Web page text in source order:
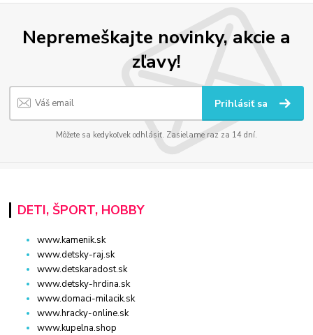
Nepremeškajte novinky, akcie a
zľavy!
Prihlásiť sa
Môžete sa kedykoľvek odhlásiť. Zasielame raz za 14 dní.
DETI, ŠPORT, HOBBY
www.kamenik.sk
www.detsky-raj.sk
www.detskaradost.sk
www.detsky-hrdina.sk
www.domaci-milacik.sk
www.hracky-online.sk
www.kupelna.shop